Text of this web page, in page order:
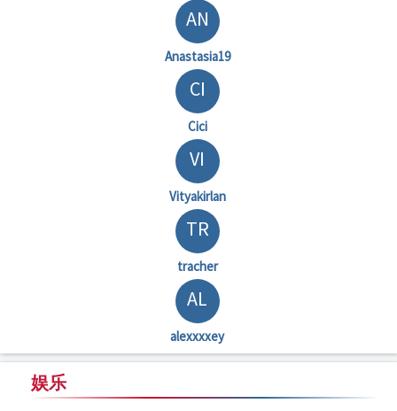
AN
Anastasia19
CI
Cici
VI
Vityakirlan
TR
tracher
AL
alexxxxey
娱乐